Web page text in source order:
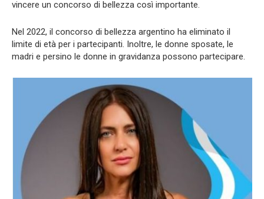
vincere un concorso di bellezza così importante.
Nel 2022, il concorso di bellezza argentino ha eliminato il
limite di età per i partecipanti. Inoltre, le donne sposate, le
madri e persino le donne in gravidanza possono partecipare.